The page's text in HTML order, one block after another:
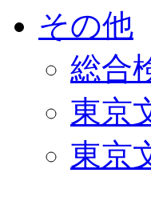
その他
総合
東京
東京